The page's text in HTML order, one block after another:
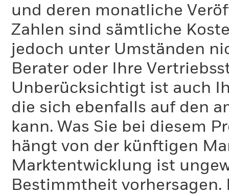
und deren monatliche
Zahlen sind sämtliche
jedoch unter Umständen
Berater oder Ihre
Unberücksichtigt ist auch
die sich ebenfalls auf den
kann. Was Sie bei diesem
hängt von der künftigen
Marktentwicklung ist
Bestimmtheit